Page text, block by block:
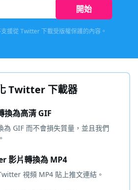
開始
援從 Twitter 下載受版權保護的內容。
Twitter 下載器
為高清 GIF
GIF 而不會損失質量，並且我們
影片轉換為 MP4
視頻 MP4 貼上推文連結。